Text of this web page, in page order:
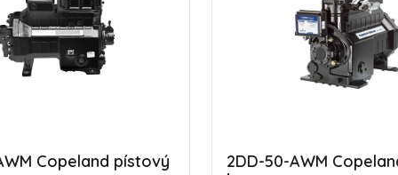
Copeland pístový
2DD-50-AWM